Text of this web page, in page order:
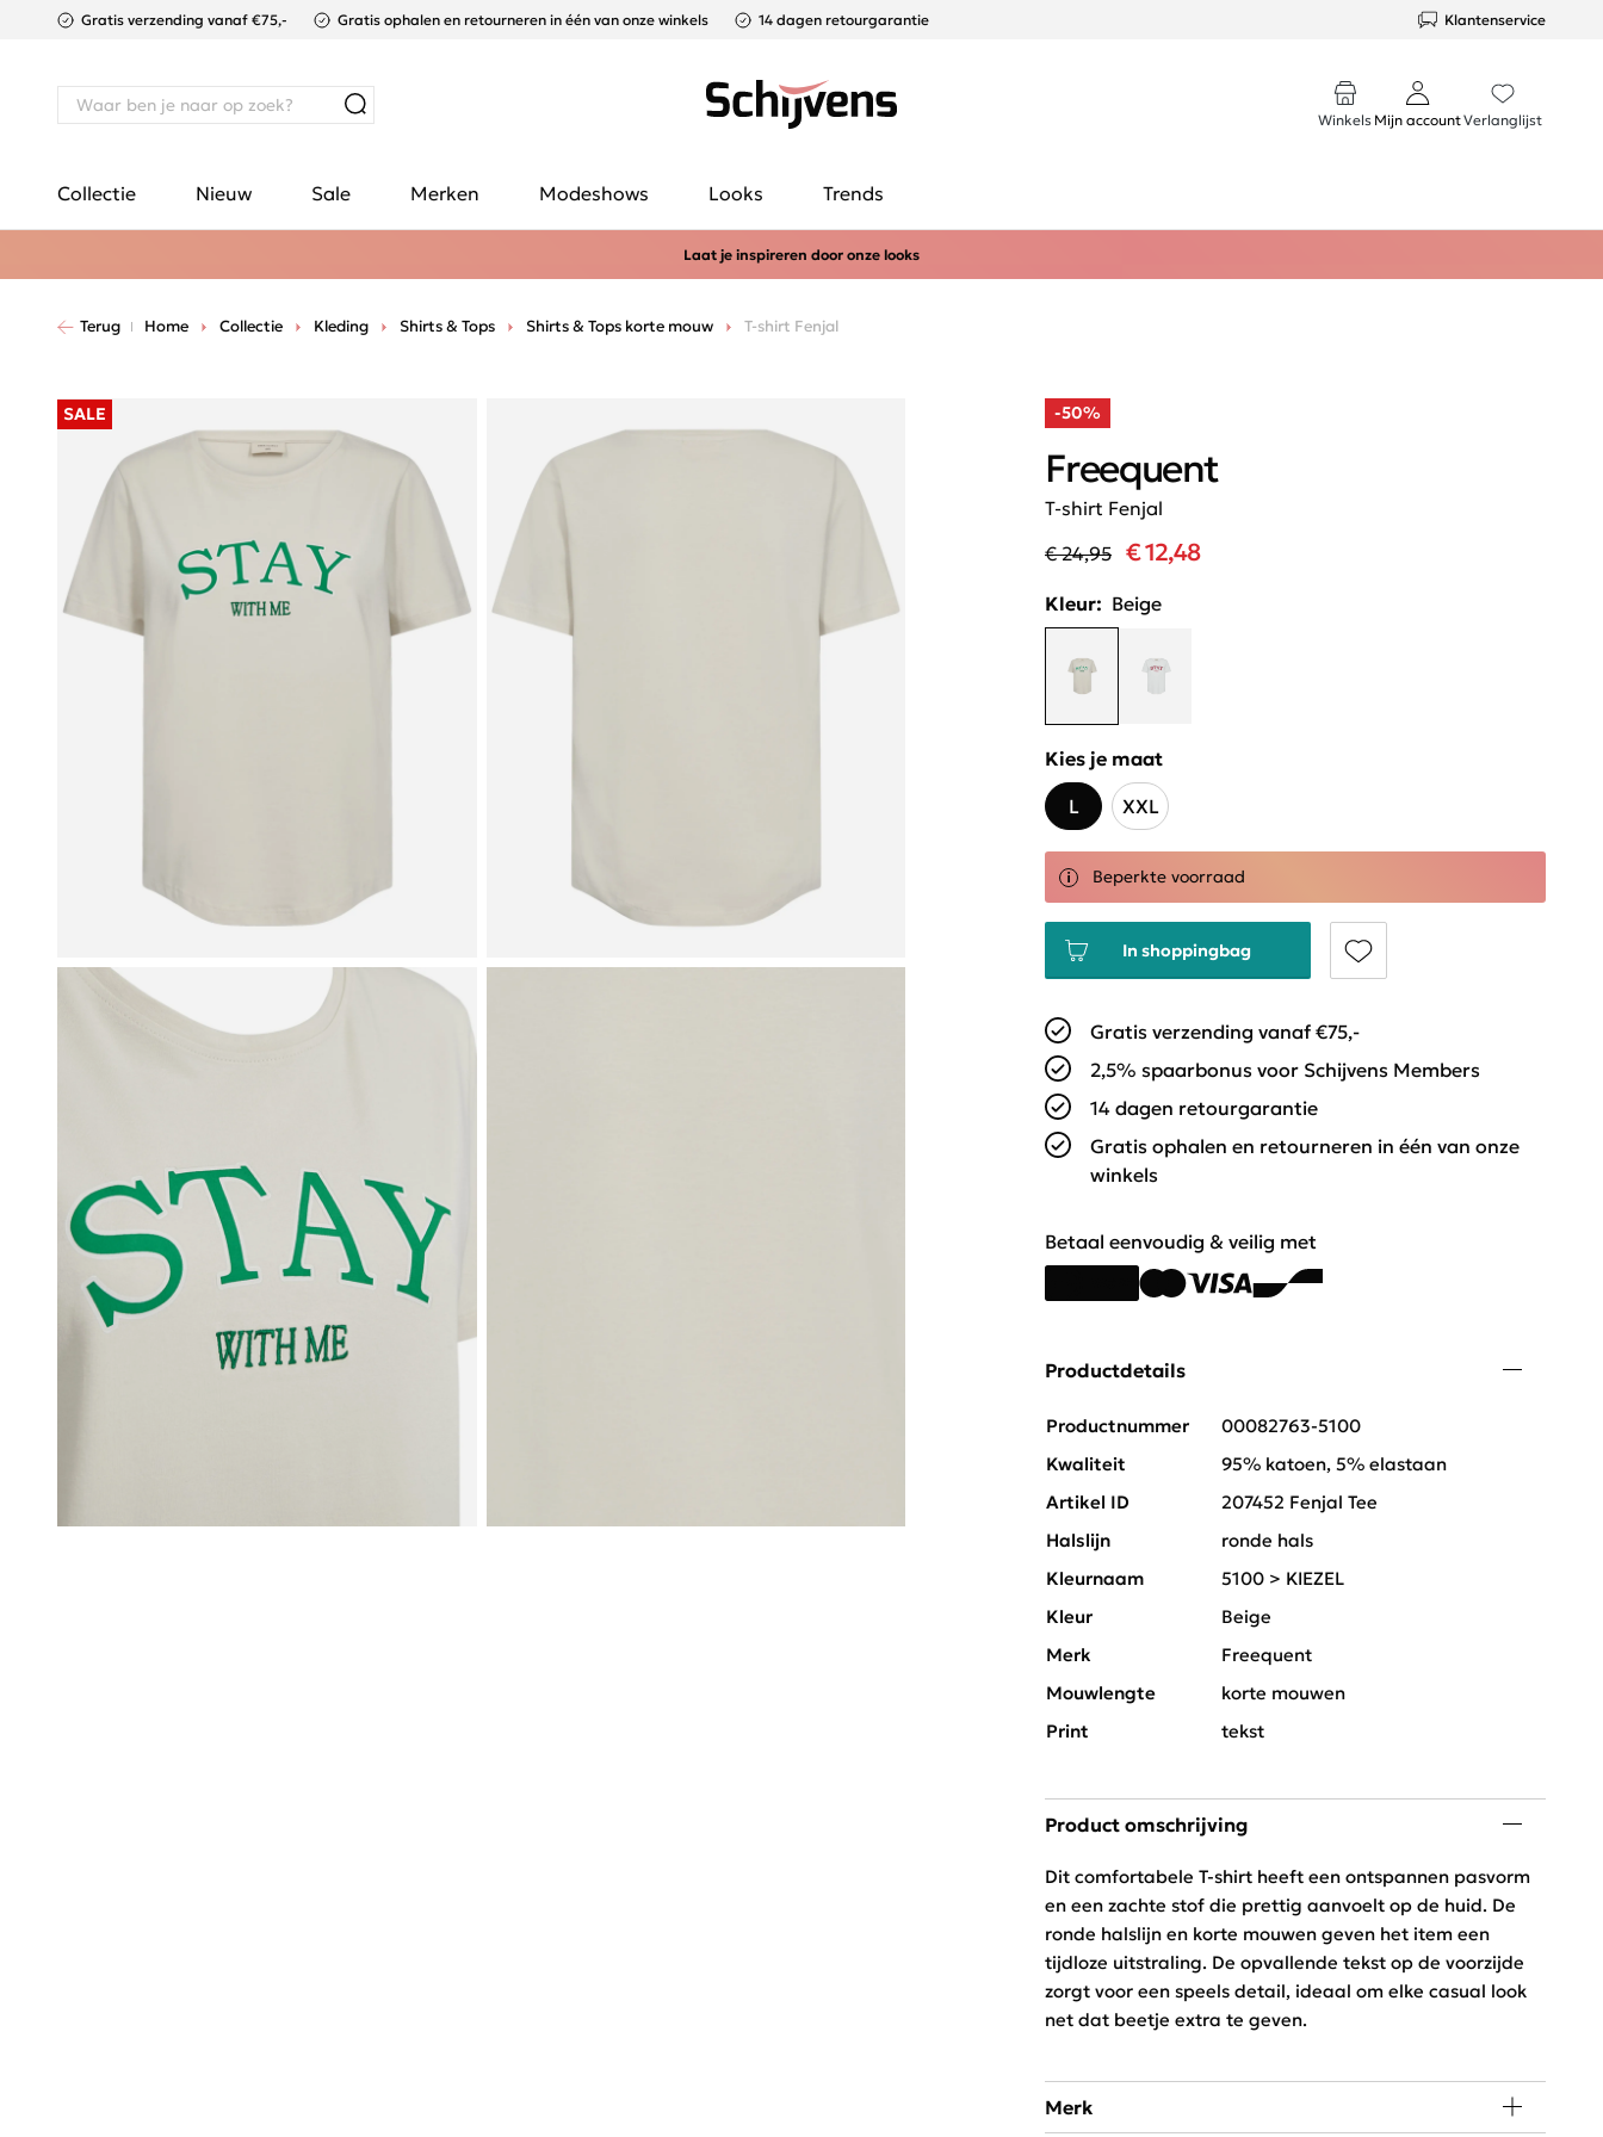
Gratis verzending vanaf €75,- Gratis ophalen en retourneren in één van onze winkels 14 dagen retourgarantie Klantenservice
Winkels Mijn accountVerlanglijst
Collectie Nieuw Sale Merken Modeshows Looks Trends
Laat je inspireren door onze looks
Terug Home Collectie Kleding Shirts & Tops Shirts & Tops korte mouw T-shirt Fenjal
SALE -50%
T-shirt Fenjal
Freequent
€ 24,95 € 12,48
Kleur: Beige
Kies je maat
L
XXL
Beperkte voorraad
In shoppingbag
Gratis verzending vanaf €75,-
2,5% spaarbonus voor Schijvens Members
14 dagen retourgarantie
Gratis ophalen en retourneren in één van onze
winkels
Betaal eenvoudig & veilig met
Productdetails
Productnummer
00082763-5100
Kwaliteit
95% katoen, 5% elastaan
Artikel ID
207452 Fenjal Tee
Halslijn
ronde hals
Kleurnaam
5100 > KIEZEL
Kleur
Beige
Merk
Freequent
Mouwlengte
korte mouwen
Print
tekst
Product omschrijving
Dit comfortabele T-shirt heeft een ontspannen pasvorm
en een zachte stof die prettig aanvoelt op de huid. De
ronde halslijn en korte mouwen geven het item een
tijdloze uitstraling. De opvallende tekst op de voorzijde
zorgt voor een speels detail, ideaal om elke casual look
net dat beetje extra te geven.
Merk